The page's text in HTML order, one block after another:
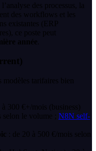
des processus, la
des workflows et les
existantes (ERP
ce poste peut
année
tarifaires bien
à 300 €+/mois (business)
selon le volume ; N8N self-
: de 20 à 500 €/mois selon